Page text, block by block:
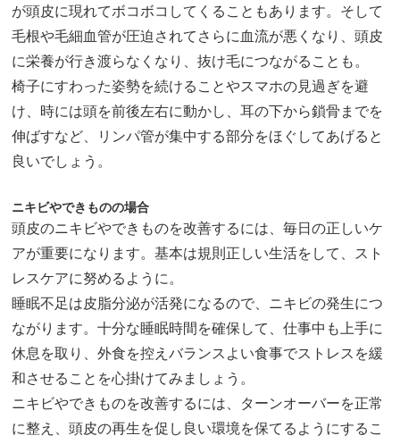
が頭皮に現れてボコボコしてくることもあります。そして
毛根や毛細血管が圧迫されてさらに血流が悪くなり、頭皮
に栄養が行き渡らなくなり、抜け毛につながることも。
椅子にすわった姿勢を続けることやスマホの見過ぎを避
け、時には頭を前後左右に動かし、耳の下から鎖骨までを
伸ばすなど、リンパ管が集中する部分をほぐしてあげると
良いでしょう。
ニキビやできものの場合
頭皮のニキビやできものを改善するには、毎日の正しいケ
アが重要になります。基本は規則正しい生活をして、スト
レスケアに努めるように。
睡眠不足は皮脂分泌が活発になるので、ニキビの発生につ
ながります。十分な睡眠時間を確保して、仕事中も上手に
休息を取り、外食を控えバランスよい食事でストレスを緩
和させることを心掛けてみましょう。
ニキビやできものを改善するには、ターンオーバーを正常
に整え、頭皮の再生を促し良い環境を保てるようにするこ